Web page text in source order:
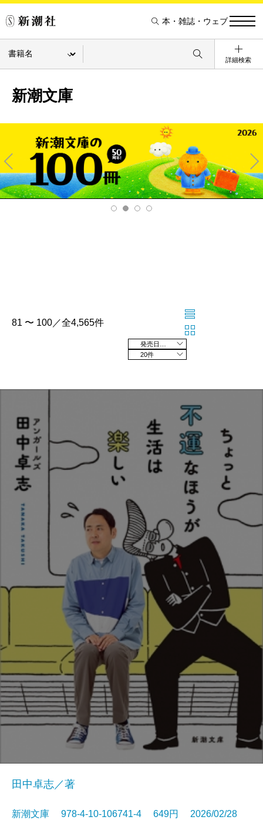
本・雑誌・ウェブ
詳細検索
新潮文庫
Pre
v
Ne
xt
81 〜 100／全4,565件
20件
田中卓志／著
新潮文庫 978-4-10-106741-4 649円 2026/02/28